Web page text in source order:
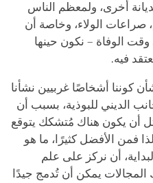
أخرى، ولمعظم الناس
الولاء، وخاصة أن
الوفاة – نكون حينها
فيه.
كوننا أشخاصًا غربيين نشأنا
الديني للبوذية، بسبب أن
أن يكون هناك مُتشكك يتوقع
فمن الأفضل كثيرًا، ما هو
أن نركز على علم
المجالات يمكن أن تُدمج جيدًا